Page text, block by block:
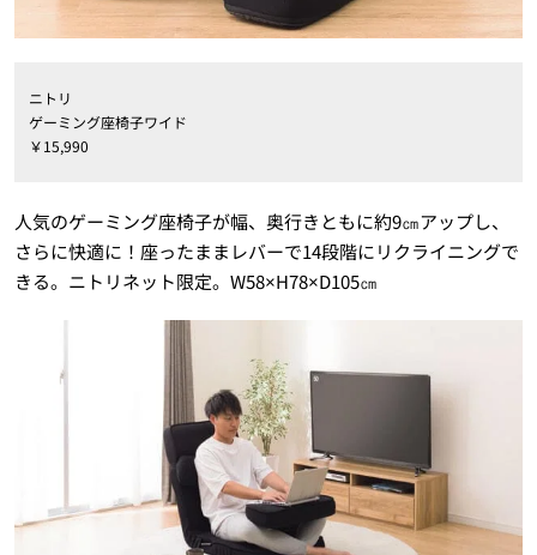
ニトリ
ゲーミング座椅子ワイド
￥15,990
人気のゲーミング座椅子が幅、奥行きともに約9㎝アップし、
さらに快適に！座ったままレバーで14段階にリクライニングで
きる。ニトリネット限定。W58×H78×D105㎝